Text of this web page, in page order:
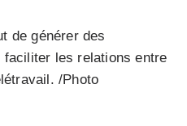
de générer des
faciliter les relations entre
/Photo